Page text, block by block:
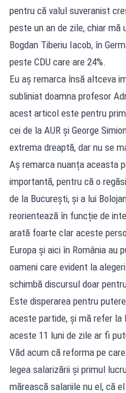
pentru că valul suveranist
peste un an de zile, chiar mă
Bogdan Tiberiu Iacob, în
peste CDU care are 24%.
Eu aș remarca însă altceva
subliniat doamna profesor
acest articol este pentru
cei de la AUR și George
extrema dreaptă, dar nu se
Aș remarca nuanța aceasta
importantă, pentru că o
de la București, și a lui
reorientează în funcție de
arată foarte clar aceste
Europa și aici în România au
oameni care evident la
schimbă discursul doar
Este disperarea pentru
aceste partide, și mă refer la
aceste 11 luni de zile ar fi
Văd acum că reforma pe
legea salarizării și primul
mărească salariile nu el, că